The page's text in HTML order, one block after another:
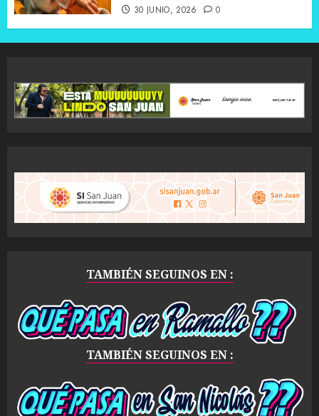
30 JUNIO, 2026 0
TAMBIÉN SEGUINOS EN :
TAMBIÉN SEGUINOS EN :